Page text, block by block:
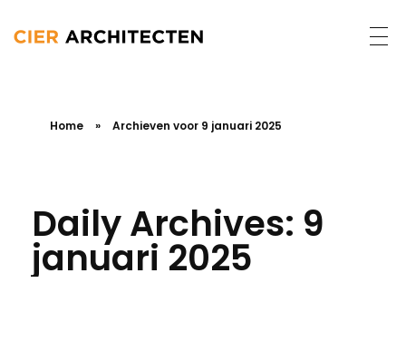
Home » Archieven voor 9 januari 2025
Daily Archives: 9
januari 2025